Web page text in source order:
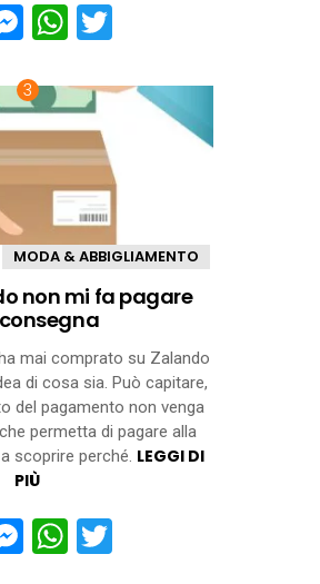
Messenger
WhatsApp
Twitter
Comments
MODA & ABBIGLIAMENTO
non mi fa pagare
mai comprato su Zalando
di cosa sia. Può capitare,
del pagamento non venga
permetta di pagare alla
scoprire perché. LEGGI DI
PIÙ
Messenger
WhatsApp
Twitter